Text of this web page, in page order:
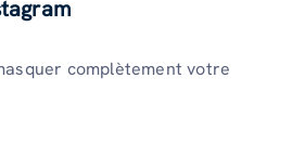
complètement votre